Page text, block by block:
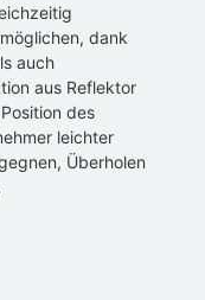
dank
auch
aus Reflektor
des
leichter
Überholen